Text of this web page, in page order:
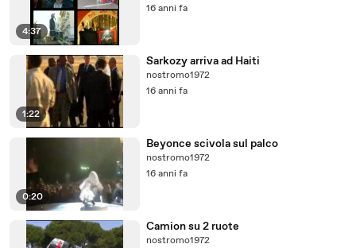
4:37
16 anni fa
1:22
Sarkozy arriva ad Haiti
nostromo1972
16 anni fa
0:20
Beyonce scivola sul palco
nostromo1972
16 anni fa
Camion su 2 ruote
nostromo1972